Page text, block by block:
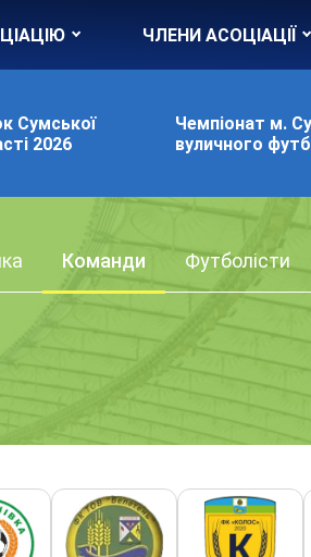
ЧЛЕНИ АСОЦІАЦІЇ
Сумської
2026
Чемпіонат м.
вуличного
Команди Футболісти